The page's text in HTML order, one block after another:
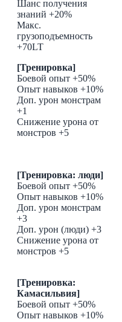
Шанс получения
знаний +20%
Макс.
грузоподъемность
+70LT
[Тренировка]
Боевой опыт +50%
Опыт навыков +10%
Доп. урон монстрам
+1
Снижение урона от
монстров +5
[Тренировка: люди]
Боевой опыт +50%
Опыт навыков +10%
Доп. урон монстрам
+3
Доп. урон (люди) +3
Снижение урона от
монстров +5
[Тренировка:
Камасильвия]
Боевой опыт +50%
Опыт навыков +10%